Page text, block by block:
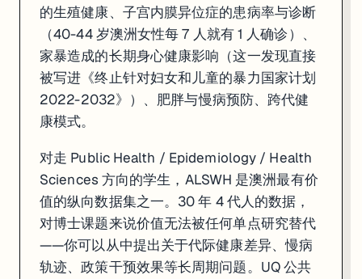
的生殖健康、子宫内膜异位症的患病率与诊断
（40-44 岁澳洲女性每 7 人就有 1 人确诊）、
家暴造成的长期身心健康影响（这一发现直接
被写进《终止针对妇女和儿童的暴力国家计划
2022-2032》）、肥胖与慢病预防、跨代健
康模式。
对走 Public Health / Epidemiology / Health
Sciences 方向的学生，ALSWH 是澳洲最有价
值的纵向数据集之一。30 年 4 代人的数据，
对博士课题来说价值无法被任何单点研究替代
——你可以从中提出关于代际健康差异、慢病
轨迹、政策干预效果等长周期问题。UQ 公共